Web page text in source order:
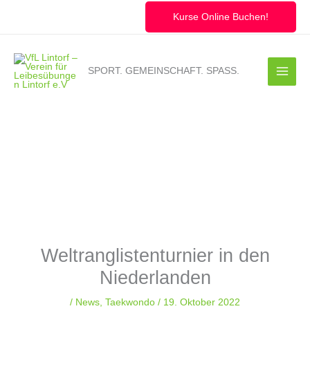
Kurse Online Buchen!
SPORT. GEMEINSCHAFT. SPASS.
Weltranglistenturnier in den
Niederlanden
/ News, Taekwondo / 19. Oktober 2022